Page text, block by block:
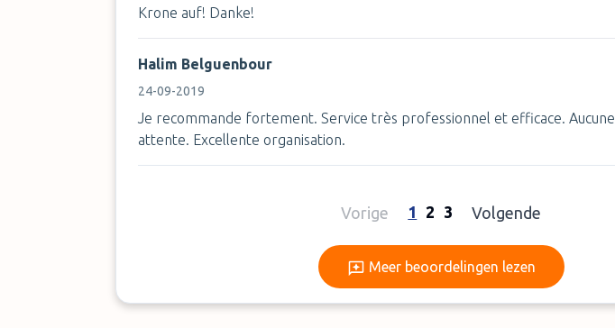
Krone auf! Danke!
Halim Belguenbour
24-09-2019
Je recommande fortement. Service très professionnel et efficace. Aucune
attente. Excellente organisation.
Vorige 1 2 3 Volgende
Meer beoordelingen lezen
Meer beoordelingen lezen